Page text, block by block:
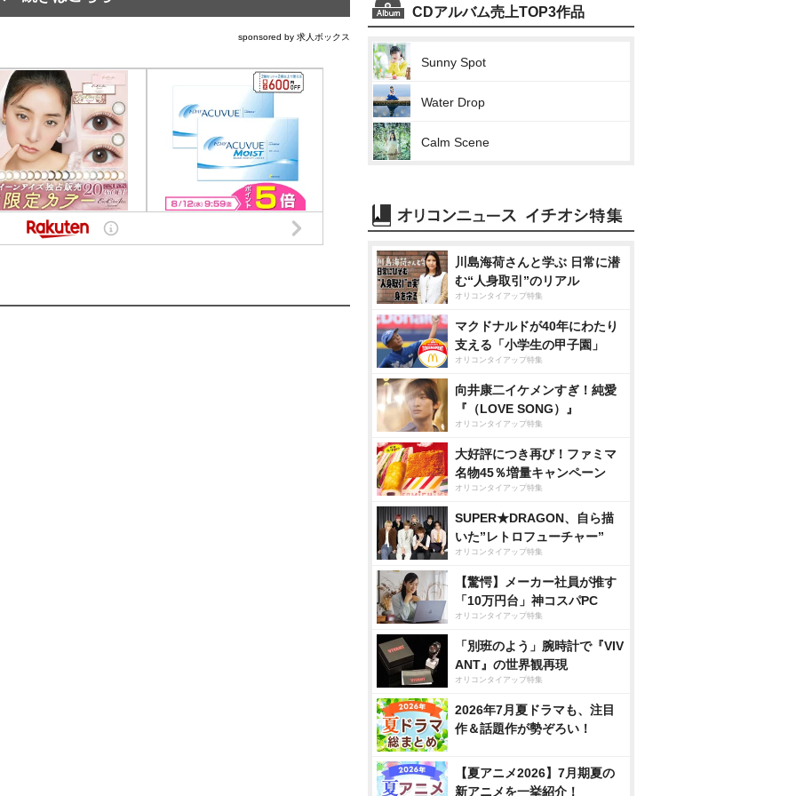
sponsored by 求人ボックス
CDアルバム売上TOP3作品
Sunny Spot
Water Drop
Calm Scene
川島海荷さんと学ぶ 日常に潜
む“人身取引”のリアル
オリコンタイアップ特集
マクドナルドが40年にわたり
支える「小学生の甲子園」
オリコンタイアップ特集
向井康二イケメンすぎ！純愛
『（LOVE SONG）』
オリコンタイアップ特集
大好評につき再び！ファミマ
名物45％増量キャンペーン
オリコンタイアップ特集
SUPER★DRAGON、自ら描
いた”レトロフューチャー”
オリコンタイアップ特集
【驚愕】メーカー社員が推す
「10万円台」神コスパPC
オリコンタイアップ特集
「別班のよう」腕時計で『VIV
ANT』の世界観再現
オリコンタイアップ特集
2026年7月夏ドラマも、注目
作＆話題作が勢ぞろい！
【夏アニメ2026】7月期夏の
新アニメを一挙紹介！